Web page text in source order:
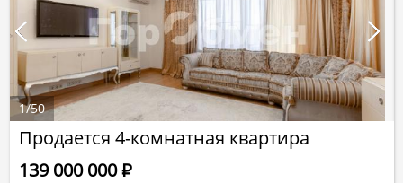
Продается 4-комнатная квартира
139 000 000Р
1/50